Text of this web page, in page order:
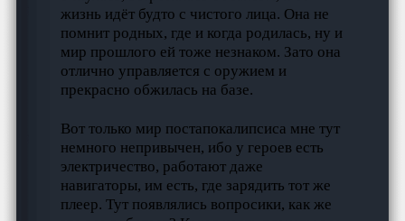
жизнь идёт будто с чистого лица. Она не
помнит родных, где и когда родилась, ну и
мир прошлого ей тоже незнаком. Зато она
отлично управляется с оружием и
прекрасно обжилась на базе.
Вот только мир постапокалипсиса мне тут
немного непривычен, ибо у героев есть
электричество, работают даже
навигаторы, им есть, где зарядить тот же
плеер. Тут появлялись вопросики, как же